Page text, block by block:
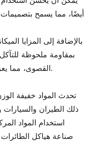
أيضًا، مما يسمح بتصميمات
بالإضافة إلى المزايا
بمقاومة ملحوظة
القصوى، مما يعزز متانتها العامة في ظروف مختلفة.
تحدث المواد خفيفة
ذلك الطيران والسيارات
استخدام المواد
صناعة هياكل